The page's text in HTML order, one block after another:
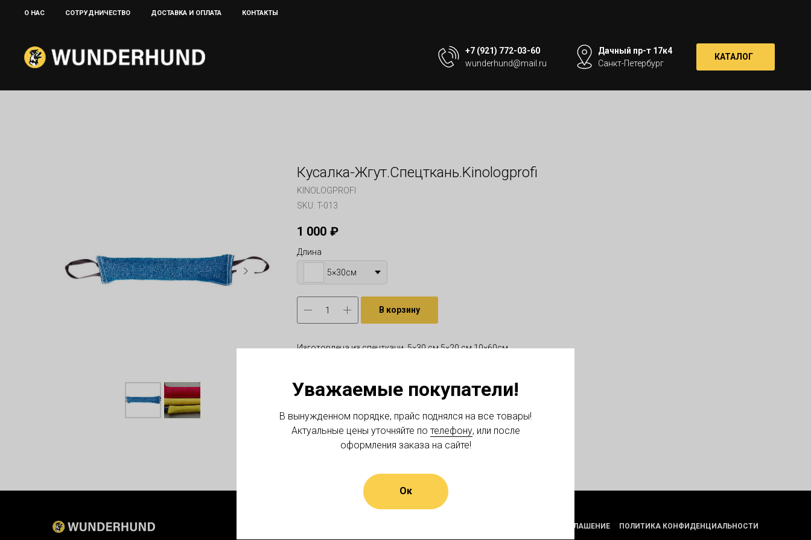
О НАС CОТРУДНИЧЕСТВО ДОСТАВКА И ОПЛАТА КОНТАКТЫ
+7 (921) 772-03-60
wunderhund@mail.ru
Дачный пр-т 17к4
Санкт-Петербург
КАТАЛОГ
Уважаемые покупатели!
В вынужденном порядке, прайс поднялся на все товары!
Актуальные цены уточняйте по телефону, или после
оформления заказа на сайте!
Ок
Кусалка-Жгут.Спецткань.Kinologprofi
KINOLOGPROFI
SKU: T-013
1 000 ₽
Длина
5×30см
В корзину
Изготовлена из спецткани, 5×30 см,5×20 см,10×60см
ПОЛЬЗОВАТЕЛЬСКОЕ СОГЛАШЕНИЕ ПОЛИТИКА КОНФИДЕНЦИАЛЬНОСТИ